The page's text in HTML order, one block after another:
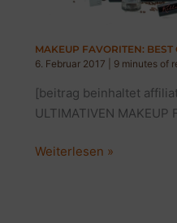
MAKEUP FAVORITEN: BEST
6. Februar 2017
9 minutes of
[beitrag beinhaltet
ULTIMATIVEN MAKEUP
MAKEUP
Weiterlesen »